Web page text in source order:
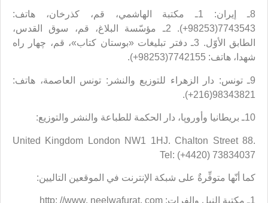
8ـ إيران: 1ـ مكتبة الهاشمي، قم، كذرخان، هاتف:
7743543(98253+). 2ـ مؤسّسة البلاغ، قم، سوق القدس،
الطابق الأوّل. 3ـ دفتر تبليغات «بوستان كتاب»، قم، چهار راه
شهدا، هاتف: 7742155(98253+).
9ـ تونس: دار الزهراء للتوزيع والنشر: تونس العاصمة، هاتف:
98343821(216+).
10ـ بريطانيا وأوروپا، دار الحكمة للطباعة والنشر والتوزيع:
United Kingdom London NW1 1HJ. Chalton Street 88.
Tel: (+4420) 73834037
كما أنّها متوفِّرةٌ على شبكة الإنترنت في الموقعين التاليين:
1ـ مكتبة النيل والفرات: http: //www. neelwafurat. com